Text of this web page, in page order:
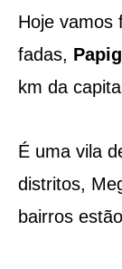
Hoje vamos
fadas,
km da
É uma vila
distritos,
bairros